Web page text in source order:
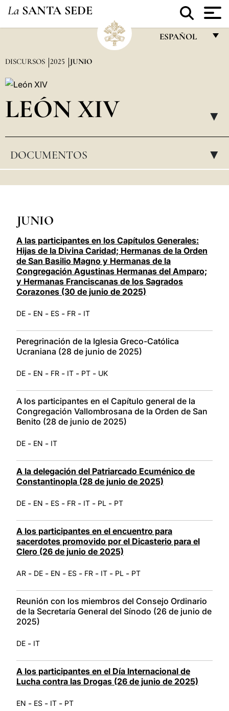
La SANTA SEDE
ESPAÑOL
ESPAÑOL
LATINE
DISCURSOS 2025 JUNIO
LEÓN XIV ▸
DOCUMENTOS ▸
JUNIO
A las participantes en los Capítulos Generales:
Hijas de la Divina Caridad; Hermanas de la Orden
de San Basilio Magno y Hermanas de la
Congregación Agustinas Hermanas del Amparo;
y Hermanas Franciscanas de los Sagrados
Corazones (30 de junio de 2025)
DE - EN - ES - FR - IT
Peregrinación de la Iglesia Greco-Católica
Ucraniana (28 de junio de 2025)
DE - EN - FR - IT - PT - UK
A los participantes en el Capítulo general de la
Congregación Vallombrosana de la Orden de San
Benito (28 de junio de 2025)
DE - EN - IT
A la delegación del Patriarcado Ecuménico de
Constantinopla (28 de junio de 2025)
DE - EN - ES - FR - IT - PL - PT
A los participantes en el encuentro para
sacerdotes promovido por el Dicasterio para el
Clero (26 de junio de 2025)
AR - DE - EN - ES - FR - IT - PL - PT
Reunión con los miembros del Consejo Ordinario
de la Secretaría General del Sínodo (26 de junio de
2025)
DE - IT
A los participantes en el Día Internacional de
Lucha contra las Drogas (26 de junio de 2025)
EN - ES - IT - PT